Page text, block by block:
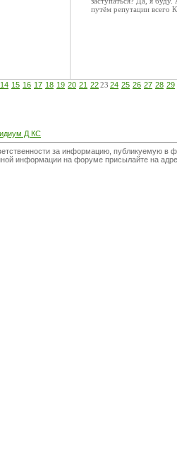
путём репутации всего
14 15 16 17 18 19 20 21 2223 24 25 26 27 28 29
Д КС
за информацию, публикуемую
информации на форуме присылайте на